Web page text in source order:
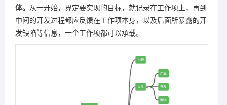
体。 从一开始，界定要实现的目标，就记录在工作项上，再到
中间的开发过程都应反馈在工作项本身，以及后面所暴露的开
发缺陷等信息，一个工作项都可以承载。